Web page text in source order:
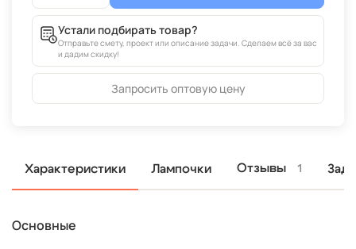
Устали подбирать товар?
Отправьте смету, проект или описание задачи. Сделаем всё за вас
и дадим скидку!
Запросить оптовую цену
Характеристики Лампочки Отзывы 1
Основные